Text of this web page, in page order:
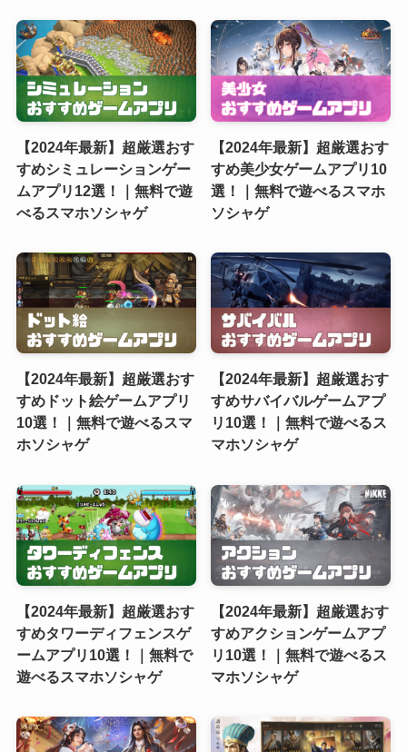
【2024年最新】超厳選おす
すめシミュレーションゲー
ムアプリ12選！｜無料で遊
べるスマホソシャゲ
【2024年最新】超厳選おす
すめ美少女ゲームアプリ10
選！｜無料で遊べるスマホ
ソシャゲ
【2024年最新】超厳選おす
すめドット絵ゲームアプリ
10選！｜無料で遊べるスマ
ホソシャゲ
【2024年最新】超厳選おす
すめサバイバルゲームアプ
リ10選！｜無料で遊べるス
マホソシャゲ
【2024年最新】超厳選おす
すめタワーディフェンスゲ
ームアプリ10選！｜無料で
遊べるスマホソシャゲ
【2024年最新】超厳選おす
すめアクションゲームアプ
リ10選！｜無料で遊べるス
マホソシャゲ